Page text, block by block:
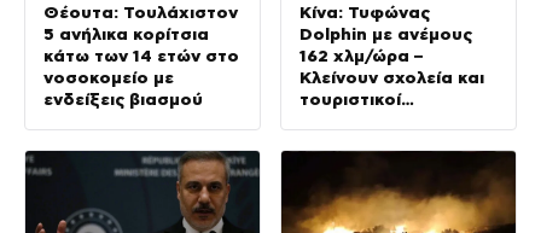
Θέουτα: Τουλάχιστον
5 ανήλικα κορίτσια
κάτω των 14 ετών στο
νοσοκομείο με
ενδείξεις βιασμού
Κίνα: Τυφώνας
Dolphin με ανέμους
162 χλμ/ώρα –
Κλείνουν σχολεία και
τουριστικοί